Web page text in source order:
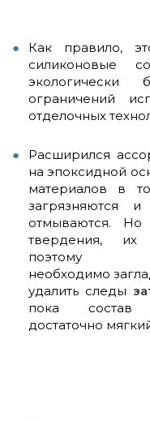
Как правило,
силиконовые
ограничений
отделочных
Расширился
на эпоксидной
материалов в
загрязняются
отмываются. Но
твердения, их
поэтому
необходимо
удалить следы
пока
достаточно